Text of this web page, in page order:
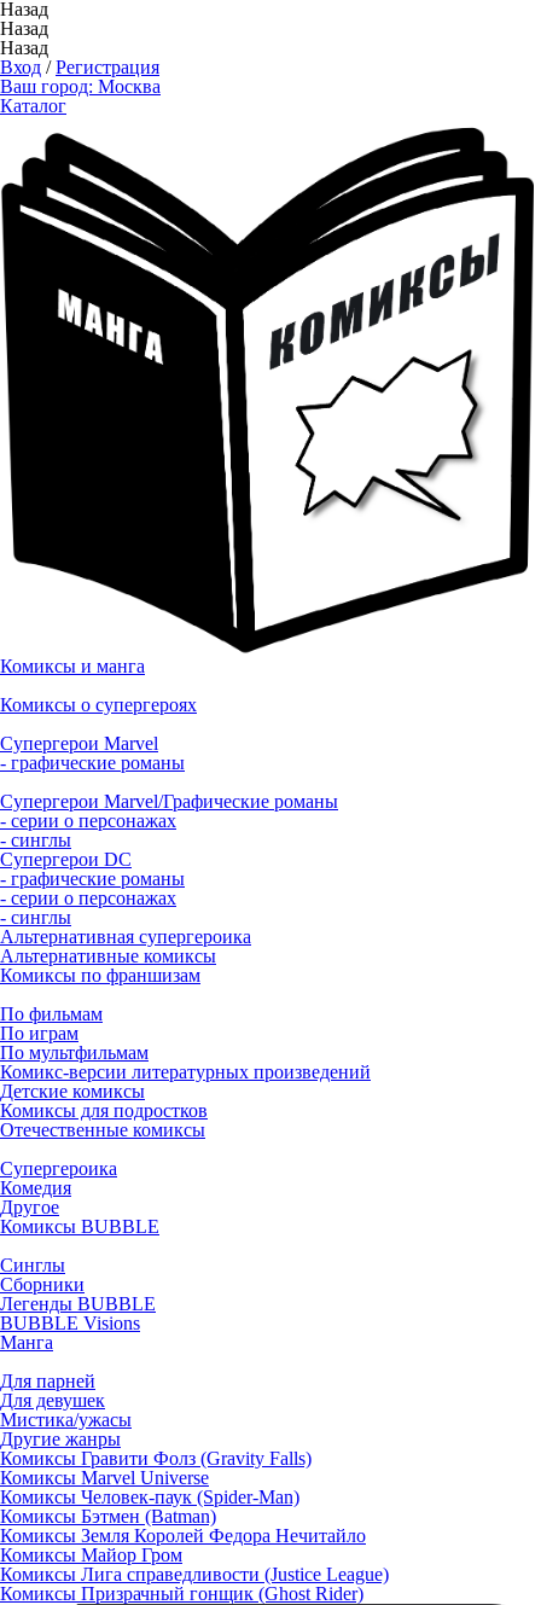
Назад
Назад
Назад
Вход /Регистрация
Ваш город: Москва
Каталог
Комиксы и манга
Комиксы о супергероях
Супергерои Marvel
- графические романы
Супергерои Marvel/Графические романы
- серии о персонажах
- синглы
Супергерои DC
- графические романы
- серии о персонажах
- синглы
Альтернативная супергероика
Альтернативные комиксы
Комиксы по франшизам
По фильмам
По играм
По мультфильмам
Комикс-версии литературных произведений
Детские комиксы
Комиксы для подростков
Отечественные комиксы
Супергероика
Комедия
Другое
Комиксы BUBBLE
Синглы
Сборники
Легенды BUBBLE
BUBBLE Visions
Манга
Для парней
Для девушек
Мистика/ужасы
Другие жанры
Комиксы Гравити Фолз (Gravity Falls)
Комиксы Marvel Universe
Комиксы Человек-паук (Spider-Man)
Комиксы Бэтмен (Batman)
Комиксы Земля Королей Федора Нечитайло
Комиксы Майор Гром
Комиксы Лига справедливости (Justice League)
Комиксы Призрачный гонщик (Ghost Rider)